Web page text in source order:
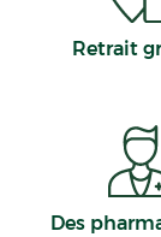
Retrait
Des